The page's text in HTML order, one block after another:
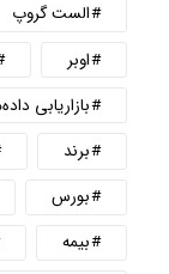
الست گروپ
اوبر
بازاریابی
برند
بورس
بیمه